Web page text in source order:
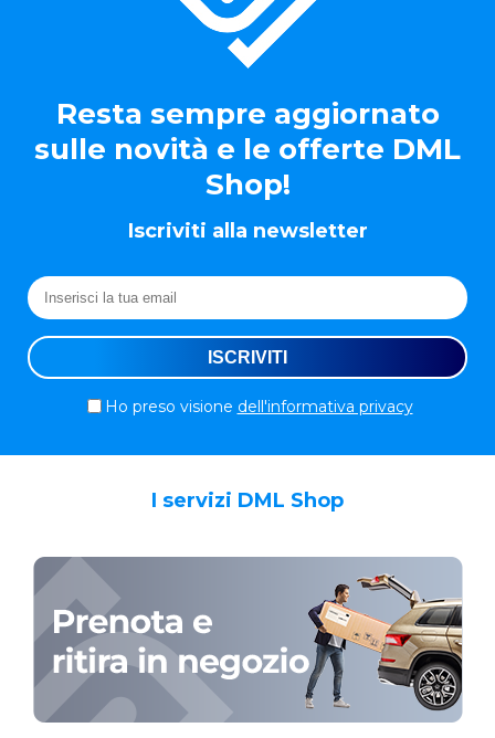
Resta sempre aggiornato
sulle novità e le offerte DML
Shop!
Iscriviti alla newsletter
Ho preso visione dell'informativa privacy
I servizi DML Shop